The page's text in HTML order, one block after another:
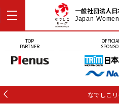
一般社団法人
Japan
TOP
PARTNER
なでしこ